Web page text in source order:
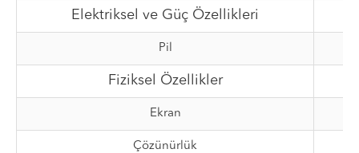
Elektriksel ve Güç Özellikleri
Pil
Fiziksel Özellikler
Ekran
Çözünürlük